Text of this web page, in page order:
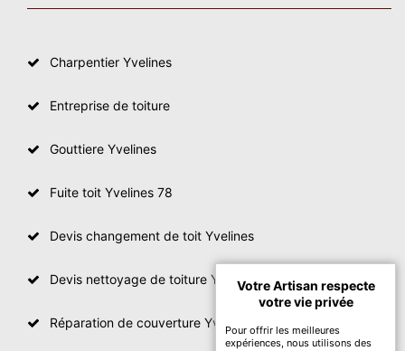
Charpentier Yvelines
Entreprise de toiture
Gouttiere Yvelines
Fuite toit Yvelines 78
Devis changement de toit Yvelines
Devis nettoyage de toiture Yvelines
Réparation de couverture Yvelines
Votre Artisan respecte
votre vie privée
Pour offrir les meilleures
expériences, nous utilisons des